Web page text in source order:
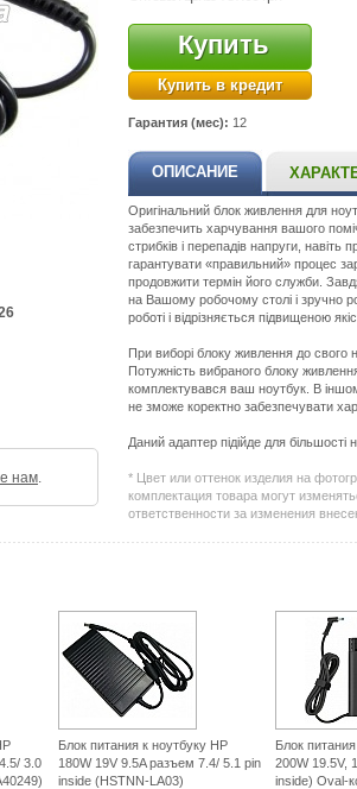
нам.
Купить
Купить в кредит
Гарантия (мес): 12
ОПИСАНИЕ
Оригінальний блок живлення для
забезпечить харчування вашого
стрибків і перепадів напруги,
гарантувати «правильний» процес
продовжити термін його служби.
на Вашому робочому столі і зручно
роботі і відрізняється підвищеною
При виборі блоку живлення до свого
Потужність вибраного блоку
комплектувався ваш ноутбук. В
не зможе коректно забезпечувати
Даний адаптер підійде для більшості
* Цвет или оттенок изделия на
комплектация товара могут
ответственности за изменения
3.0
Блок питания к ноутбуку HP
180W 19V 9.5A разъем 7.4/ 5.1 pin
inside (HSTNN-LA03)
Блок
200W 19.5V,
inside) Oval-